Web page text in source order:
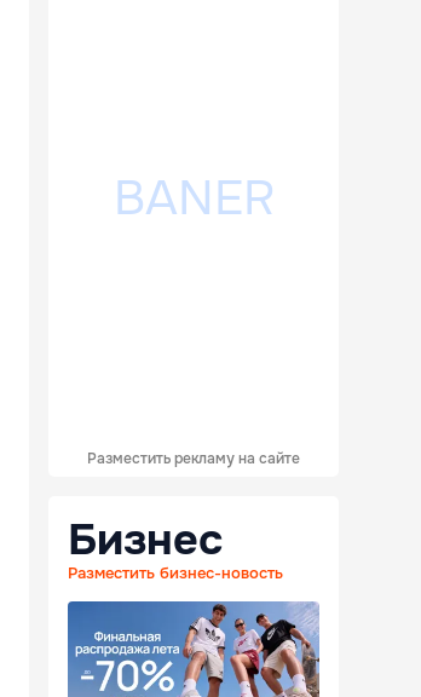
Разместить рекламу на сайте
Бизнес
Разместить бизнес-новость